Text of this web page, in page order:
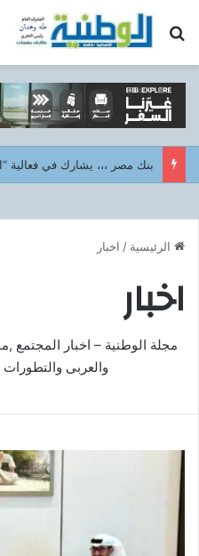
بحث عن
الرئيسية / اخبار
اخبار
مجلة الوطنية – اخبار المجتمع
والعربى